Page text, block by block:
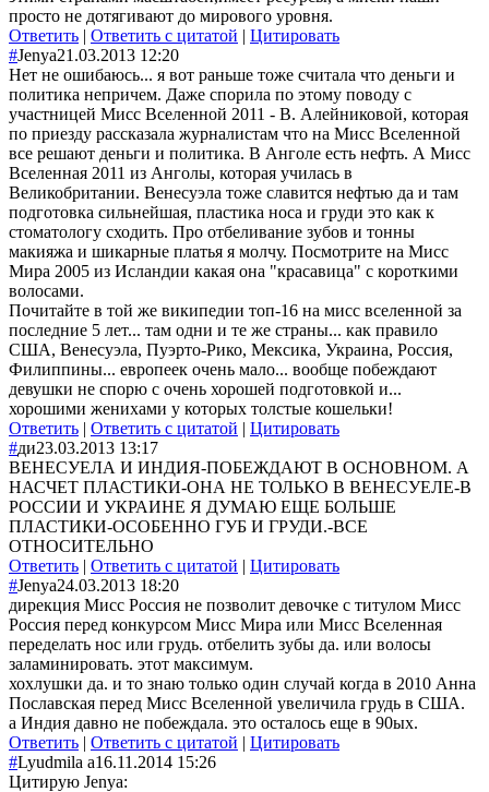
просто не дотягивают до мирового уровня.
Ответить | Ответить с цитатой | Цитировать
#Jenya21.03.2013 12:20
Нет не ошибаюсь... я вот раньше тоже считала что деньги и
политика непричем. Даже спорила по этому поводу с
участницей Мисс Вселенной 2011 - В. Алейниковой, которая
по приезду рассказала журналистам что на Мисс Вселенной
все решают деньги и политика. В Анголе есть нефть. А Мисс
Вселенная 2011 из Анголы, которая училась в
Великобритании. Венесуэла тоже славится нефтью да и там
подготовка сильнейшая, пластика носа и груди это как к
стоматологу сходить. Про отбеливание зубов и тонны
макияжа и шикарные платья я молчу. Посмотрите на Мисс
Мира 2005 из Исландии какая она "красавица" с короткими
волосами.
Почитайте в той же википедии топ-16 на мисс вселенной за
последние 5 лет... там одни и те же страны... как правило
США, Венесуэла, Пуэрто-Рико, Мексика, Украина, Россия,
Филиппины... европеек очень мало... вообще побеждают
девушки не спорю с очень хорошей подготовкой и...
хорошими женихами у которых толстые кошельки!
Ответить | Ответить с цитатой | Цитировать
#ди23.03.2013 13:17
ВЕНЕСУЕЛА И ИНДИЯ-ПОБЕЖДАЮТ В ОСНОВНОМ. А
НАСЧЕТ ПЛАСТИКИ-ОНА НЕ ТОЛЬКО В ВЕНЕСУЕЛЕ-В
РОССИИ И УКРАИНЕ Я ДУМАЮ ЕЩЕ БОЛЬШЕ
ПЛАСТИКИ-ОСОБЕННО ГУБ И ГРУДИ.-ВСЕ
ОТНОСИТЕЛЬНО
Ответить | Ответить с цитатой | Цитировать
#Jenya24.03.2013 18:20
дирекция Мисс Россия не позволит девочке с титулом Мисс
Россия перед конкурсом Мисс Мира или Мисс Вселенная
переделать нос или грудь. отбелить зубы да. или волосы
заламинировать. этот максимум.
хохлушки да. и то знаю только один случай когда в 2010 Анна
Пославская перед Мисс Вселенной увеличила грудь в США.
а Индия давно не побеждала. это осталось еще в 90ых.
Ответить | Ответить с цитатой | Цитировать
#Lyudmila а16.11.2014 15:26
Цитирую Jenya: